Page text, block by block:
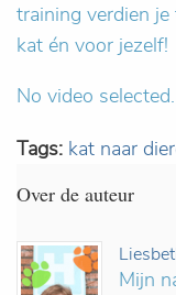
training verdien
kat én voor jezelf!
No video selected.
Tags: kat naar
Over de auteur
Mijn